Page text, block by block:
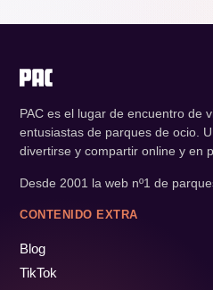
PAC es el lugar de encuentro de
entusiastas de parques de ocio.
divertirse y compartir online y en
Desde 2001 la web nº1 de
CONTENIDO EXTRA
Blog
TikTok